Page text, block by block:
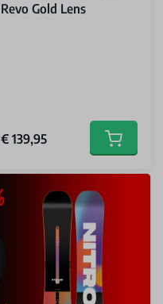
Revo Gold Lens
€ 139,95 Add to